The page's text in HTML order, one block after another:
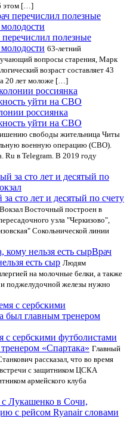
этом […]
полезные
63-летний
вопросы старения, Марк
возраст составляет 43
20 лет моложе […]
россиянка
уйти на СВО
свободы жительница Читы
военную операцию (СВО).
Ru в Telegram. В 2019 году
сто лет и десятый по счету
Вокзал Восточный построен в
узла "Черкизово",
Сокольнической линии
Врач
есть сыр Людям
на молочные белки, а также
поджелудочной железы нужно
с сербскими футболистами
«Спартака» Главный
рассказал, что во время
с защитником ЦСКА
армейского клуба